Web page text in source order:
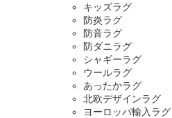
キッズラグ
防炎ラグ
防音ラグ
防ダニラグ
シャギーラグ
ウールラグ
あったかラグ
北欧デザインラグ
ヨーロッパ輸入ラグ